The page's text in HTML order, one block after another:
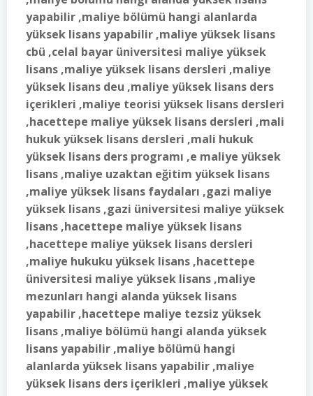
yapabilir ,maliye bölümü hangi alanlarda
yüksek lisans yapabilir ,maliye yüksek lisans
cbü ,celal bayar üniversitesi maliye yüksek
lisans ,maliye yüksek lisans dersleri ,maliye
yüksek lisans deu ,maliye yüksek lisans ders
içerikleri ,maliye teorisi yüksek lisans dersleri
,hacettepe maliye yüksek lisans dersleri ,mali
hukuk yüksek lisans dersleri ,mali hukuk
yüksek lisans ders programı ,e maliye yüksek
lisans ,maliye uzaktan eğitim yüksek lisans
,maliye yüksek lisans faydaları ,gazi maliye
yüksek lisans ,gazi üniversitesi maliye yüksek
lisans ,hacettepe maliye yüksek lisans
,hacettepe maliye yüksek lisans dersleri
,maliye hukuku yüksek lisans ,hacettepe
üniversitesi maliye yüksek lisans ,maliye
mezunları hangi alanda yüksek lisans
yapabilir ,hacettepe maliye tezsiz yüksek
lisans ,maliye bölümü hangi alanda yüksek
lisans yapabilir ,maliye bölümü hangi
alanlarda yüksek lisans yapabilir ,maliye
yüksek lisans ders içerikleri ,maliye yüksek